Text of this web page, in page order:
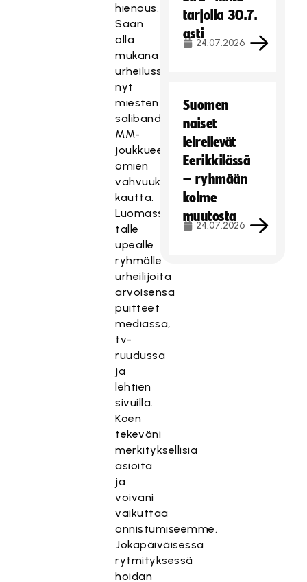
hienous.
Saan
olla
mukana
urheilussa,
nyt
miesten
salibandyn
MM-
joukkueessa
omien
vahvuuksieni
kautta.
Luomassa
tälle
upealle
ryhmälle
urheilijoita
arvoisensa
puitteet
mediassa,
tv-
ruudussa
ja
lehtien
sivuilla.
Koen
tekeväni
merkityksellisiä
asioita
ja
voivani
vaikuttaa
onnistumiseemme.
Jokapäiväisessä
rytmityksessä
hoidan
tarjolla 30.7.
asti
24.07.2026
Suomen
naiset
leireilevät
Eerikkilässä
– ryhmään
kolme
muutosta
24.07.2026